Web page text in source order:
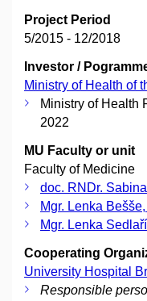
Project Period
5/2015 - 12/2018
Investor /
Ministry of Health of
Ministry of Health
2022
MU Faculty or unit
Faculty of Medicine
doc. RNDr.
Mgr. Lenka
Mgr. Lenka
Cooperating
University Hospital
Responsible